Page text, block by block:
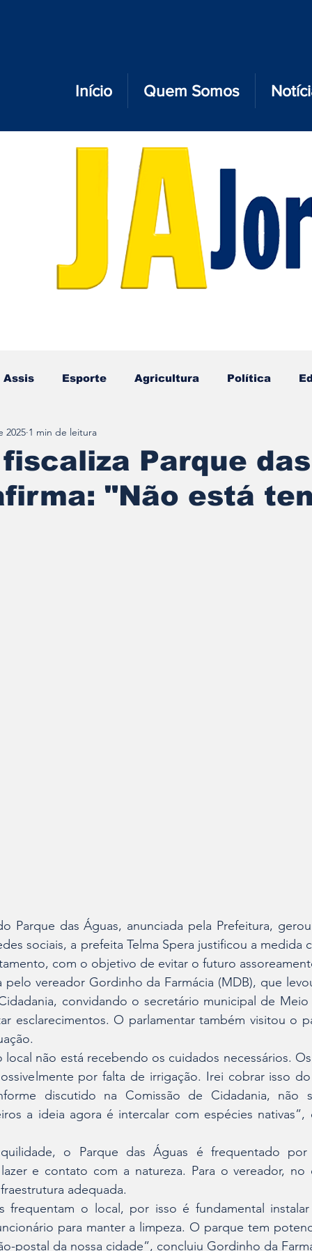
Início Quem Somos
Assis Esporte Agricultura Política
Editais
Parque das
"Não está
2025 1 min de leitura
Parque das Águas, anunciada pela Prefeitura,
sociais, a prefeita Telma Spera justificou a medida
com o objetivo de evitar o futuro
vereador Gordinho da Farmácia (MDB), que
convidando o secretário municipal de
esclarecimentos. O parlamentar também visitou o
local não está recebendo os cuidados necessários.
por falta de irrigação. Irei cobrar isso
discutido na Comissão de Cidadania, não
a ideia agora é intercalar com espécies nativas”,
o Parque das Águas é frequentado por
e contato com a natureza. Para o vereador,
adequada.
frequentam o local, por isso é fundamental
para manter a limpeza. O parque tem
postal da nossa cidade”, concluiu Gordinho da